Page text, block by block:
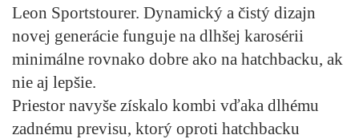
Leon Sportstourer. Dynamický a čistý dizajn
novej generácie funguje na dlhšej karosérii
minimálne rovnako dobre ako na hatchbacku, ak
nie aj lepšie.
Priestor navyše získalo kombi vďaka dlhému
zadnému previsu, ktorý oproti hatchbacku